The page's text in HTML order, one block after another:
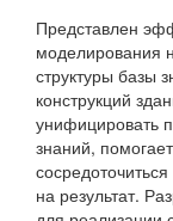
Представлен
моделирования
структуры базы
конструкций
унифицировать
знаний,
на результат.